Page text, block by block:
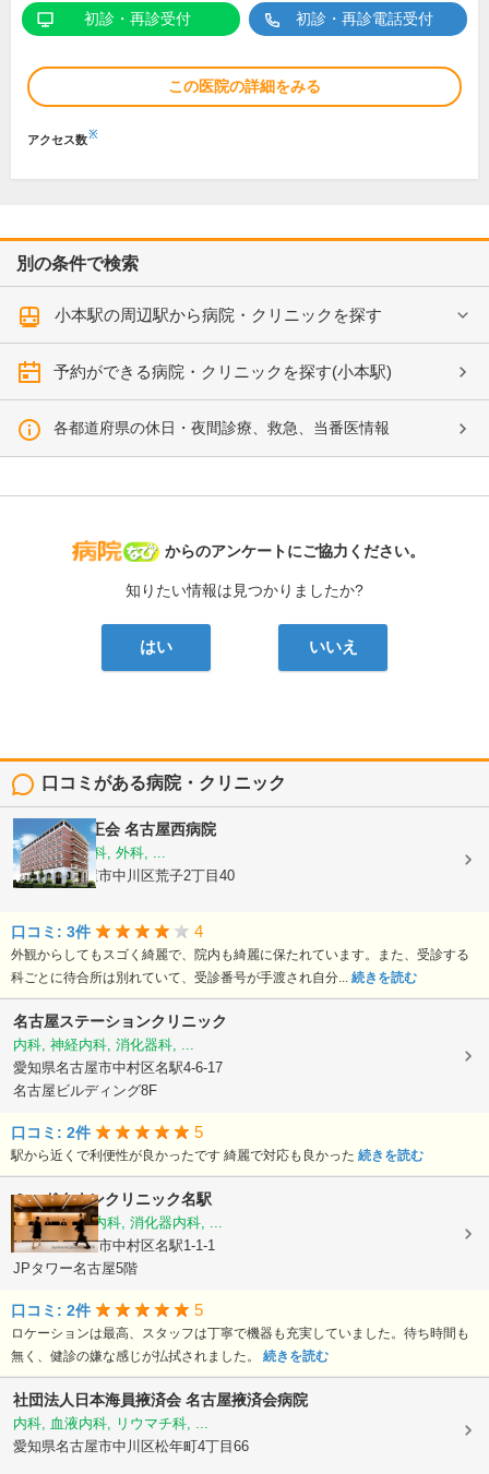
初診・再診受付 初診・再診電話受付
この医院の詳細をみる
アクセス数※
別の条件で検索
小本駅の周辺駅から病院・クリニックを探す
予約ができる病院・クリニックを探す(小本駅)
各都道府県の休日・夜間診療、救急、当番医情報
病院なび
からのアンケートにご協力ください。
知りたい情報は見つかりましたか?
はい いいえ
口コミがある病院・クリニック
医療法人純正会 名古屋西病院
内科, 血液内科, 外科, ...
愛知県名古屋市中川区荒子2丁目40
口コミ: 3件 4
外観からしてもスゴく綺麗で、院内も綺麗に保たれています。また、受診する
科ごとに待合所は別れていて、受診番号が手渡され自分... 続きを読む
名古屋ステーションクリニック
内科, 神経内科, 消化器科, ...
愛知県名古屋市中村区名駅4-6-17
名古屋ビルディング8F
口コミ: 2件 5
駅から近くで利便性が良かったです 綺麗で対応も良かった 続きを読む
ミッドタウンクリニック名駅
内科, 循環器内科, 消化器内科, ...
愛知県名古屋市中村区名駅1-1-1
JPタワー名古屋5階
口コミ: 2件 5
ロケーションは最高、スタッフは丁寧で機器も充実していました。待ち時間も
無く、健診の嫌な感じが払拭されました。 続きを読む
社団法人日本海員掖済会 名古屋掖済会病院
内科, 血液内科, リウマチ科, ...
愛知県名古屋市中川区松年町4丁目66